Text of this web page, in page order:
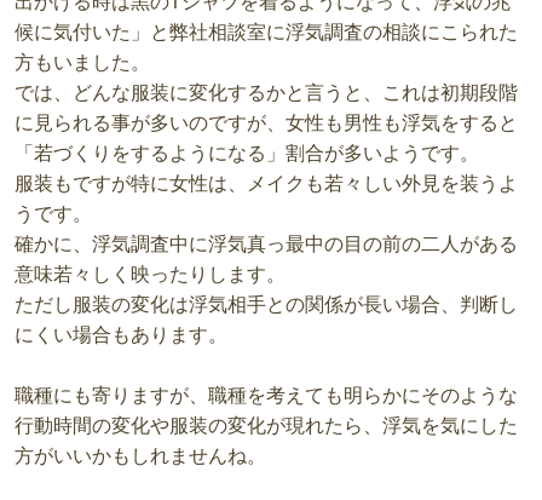
候に気付いた」と弊社相談室に浮気調査の相談にこられた
方もいました。
では、どんな服装に変化するかと言うと、これは初期段階
に見られる事が多いのですが、女性も男性も浮気をすると
「若づくりをするようになる」割合が多いようです。
服装もですが特に女性は、メイクも若々しい外見を装うよ
うです。
確かに、浮気調査中に浮気真っ最中の目の前の二人がある
意味若々しく映ったりします。
ただし服装の変化は浮気相手との関係が長い場合、判断し
にくい場合もあります。
職種にも寄りますが、職種を考えても明らかにそのような
行動時間の変化や服装の変化が現れたら、浮気を気にした
方がいいかもしれませんね。